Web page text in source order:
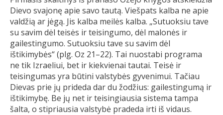
Dievo svajonę apie savo tautą. Viešpats kalba ne apie
valdžią ar jėgą. Jis kalba meilės kalba. „Sutuoksiu tave
su savim dėl teisės ir teisingumo, dėl malonės ir
gailestingumo. Sutuoksiu tave su savim dėl
ištikimybės“ (plg. Oz 21–22). Tai nuostabi programa
ne tik Izraeliui, bet ir kiekvienai tautai. Teisė ir
teisingumas yra būtini valstybės gyvenimui. Tačiau
Dievas prie jų prideda dar du žodžius: gailestingumą ir
ištikimybę. Be jų net ir teisingiausia sistema tampa
šalta, o stipriausia valstybė pradeda irti iš vidaus.